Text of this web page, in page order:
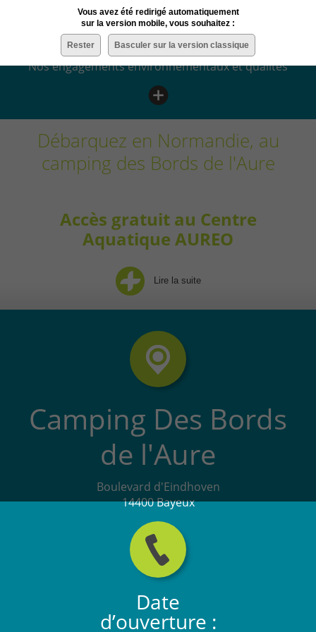
ÉCORESPONSABLE
Nos engagements environnementaux et qualités
Débarquez en Normandie, au
camping des Bords de l'Aure
Accès gratuit au Centre
Aquatique AUREO
Lire la suite
Camping Des Bords
de l'Aure
Boulevard d'Eindhoven
14400 Bayeux
Date
d’ouverture :
Vous avez été redirigé automatiquement
sur la version mobile, vous souhaitez :
Rester Basculer sur la version classique